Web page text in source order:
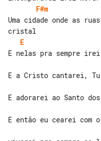
F#m
Uma cidade onde as
E